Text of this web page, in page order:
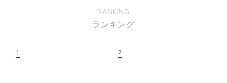
RANKING
ランキング